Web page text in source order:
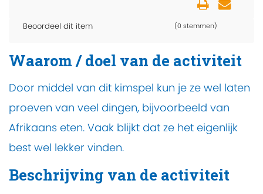
Beoordeel dit item (0 stemmen)
Waarom / doel van de activiteit
Door middel van dit kimspel kun je ze wel laten
proeven van veel dingen, bijvoorbeeld van
Afrikaans eten. Vaak blijkt dat ze het eigenlijk
best wel lekker vinden.
Beschrijving van de activiteit